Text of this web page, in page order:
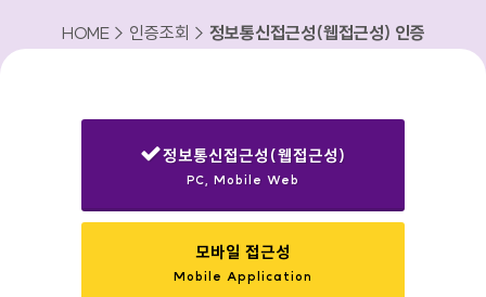
HOME > 인증조회 > 정보통신접근성(웹접근성) 인증
정보통신접근성(웹접근성)
PC, Mobile Web
모바일 접근성
Mobile Application